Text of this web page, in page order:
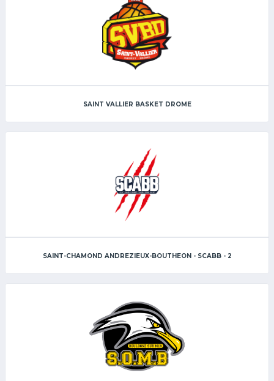
SAINT VALLIER BASKET DROME
SAINT-CHAMOND ANDREZIEUX-BOUTHEON - SCABB - 2